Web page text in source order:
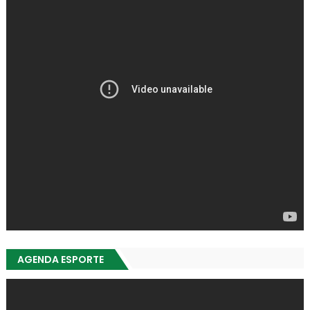
AGENDA ESPORTE